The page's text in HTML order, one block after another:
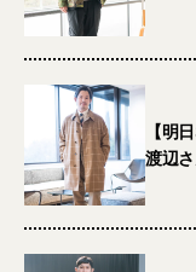
【明
渡辺